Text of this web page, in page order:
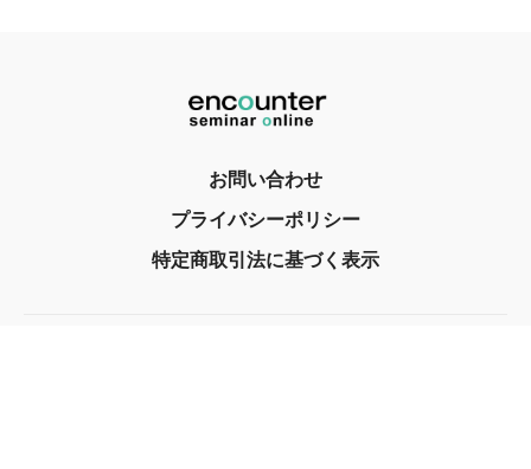
お問い合わせ
プライバシーポリシー
特定商取引法に基づく表示